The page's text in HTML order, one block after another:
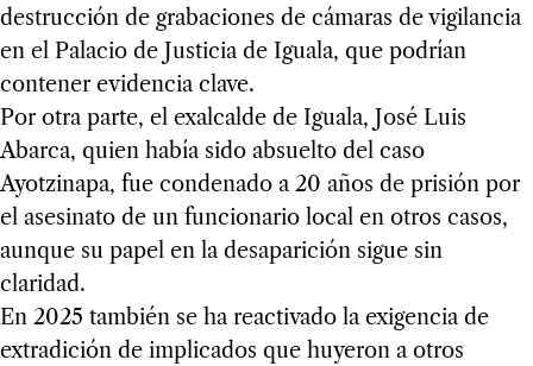
destrucción de grabaciones de cámaras de vigilancia
en el Palacio de Justicia de Iguala, que podrían
contener evidencia clave.
Por otra parte, el exalcalde de Iguala, José Luis
Abarca, quien había sido absuelto del caso
Ayotzinapa, fue condenado a 20 años de prisión por
el asesinato de un funcionario local en otros casos,
aunque su papel en la desaparición sigue sin
claridad.
En 2025 también se ha reactivado la exigencia de
extradición de implicados que huyeron a otros